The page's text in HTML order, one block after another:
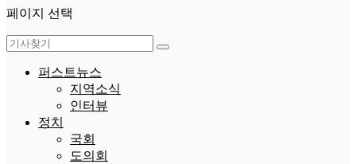
페이지 선택
퍼스트뉴스
지역소식
인터뷰
정치
국회
도의회